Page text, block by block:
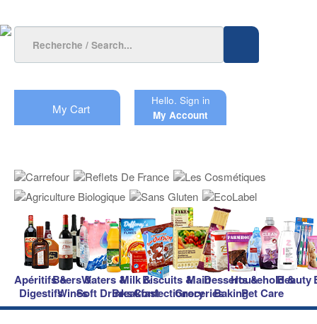
My Cart
Hello. Sign in
My Account
Apéritifs &
Digestifs
Beers &
Wines
Waters &
Soft Drinks
Milk &
Breakfast
Biscuits &
Confectionery
Main
Groceries
Desserts &
Baking
Household &
Pet Care
Beauty